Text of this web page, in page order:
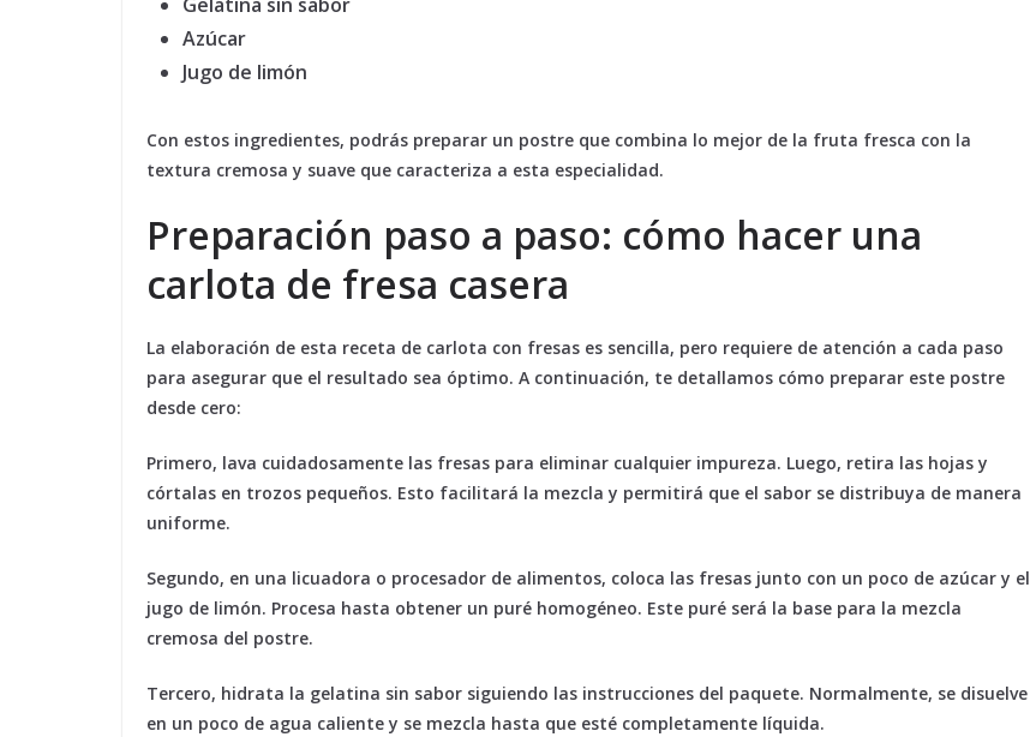
Azúcar
Jugo de limón
Con estos ingredientes, podrás preparar un postre que combina lo mejor de la fruta fresca con la
textura cremosa y suave que caracteriza a esta especialidad.
Preparación paso a paso: cómo hacer una
carlota de fresa casera
La elaboración de esta receta de carlota con fresas es sencilla, pero requiere de atención a cada paso
para asegurar que el resultado sea óptimo. A continuación, te detallamos cómo preparar este postre
desde cero:
Primero, lava cuidadosamente las fresas para eliminar cualquier impureza. Luego, retira las hojas y
córtalas en trozos pequeños. Esto facilitará la mezcla y permitirá que el sabor se distribuya de manera
uniforme.
Segundo, en una licuadora o procesador de alimentos, coloca las fresas junto con un poco de azúcar y el
jugo de limón. Procesa hasta obtener un puré homogéneo. Este puré será la base para la mezcla
cremosa del postre.
Tercero, hidrata la gelatina sin sabor siguiendo las instrucciones del paquete. Normalmente, se disuelve
en un poco de agua caliente y se mezcla hasta que esté completamente líquida.